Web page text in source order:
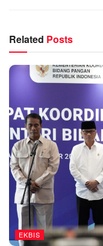
Related Posts
EKBIS